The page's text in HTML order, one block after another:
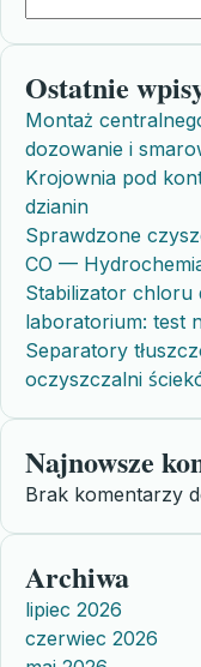
Ostatnie
Montaż
dozowanie i
Krojownia pod
dzianin
Sprawdzone
CO —
Stabilizator chloru
laboratorium: test
Separatory
oczyszczalni
Najnowsze
Brak komentarzy
Archiwa
lipiec 2026
czerwiec 2026